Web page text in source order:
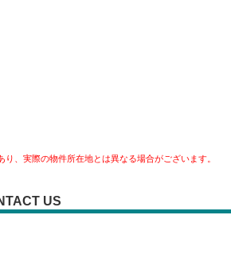
、実際の物件所在地とは異なる場合がございます。
US